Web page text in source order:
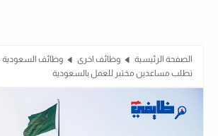
الصفحة الرئيسية وظائف اخرى
وظائف السعودية -
تطلب مساعدين مختبر للعمل بالسعودية